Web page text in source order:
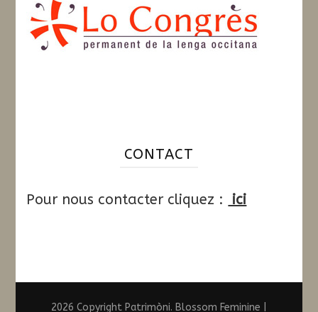
CONTACT
Pour nous contacter cliquez : ici
2026 Copyright Patrimòni. Blossom Feminine |